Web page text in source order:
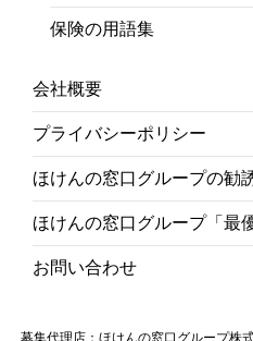
保険の用語集
会社概要
プライバシーポリシー
ほけんの窓口グループの勧
ほけんの窓口グループ「最
お問い合わせ
募集代理店：ほけんの窓口グループ株